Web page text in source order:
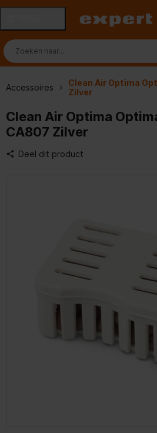
Accessoires
Clean Air Optima
Zilver
Clean Air Optima
CA807 Zilver
Deel dit product